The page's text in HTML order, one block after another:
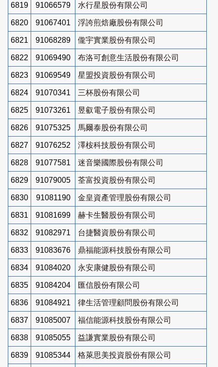
6819 91066579 水行星股份有限公司
6820 91067401 浮誇煎焙廠股份有限公司
6821 91068289 儱宇實業股份有限公司
6822 91069490 布洛可創意生活股份有限公司
6823 91069549 星盟投資股份有限公司
6824 91070341 三杯股份有限公司
6825 91073261 昱叡電子股份有限公司
6826 91075325 馬爾泰股份有限公司
6827 91076252 澤桉科技股份有限公司
6828 91077581 迷音樂國際股份有限公司
6829 91079005 荃富投資股份有限公司
6830 91081190 金皇資產管理股份有限公司
6831 91081699 赫卡生醫股份有限公司
6832 91082971 台捷醫資股份有限公司
6833 91083676 鼎福能源科技股份有限公司
6834 91084020 永安康健股份有限公司
6835 91084204 匯信股份有限公司
6836 91084921 律生活管理顧問股份有限公司
6837 91085007 福信能源科技股份有限公司
6838 91085055 益謙實業股份有限公司
6839 91085344 格萊思美投資股份有限公司